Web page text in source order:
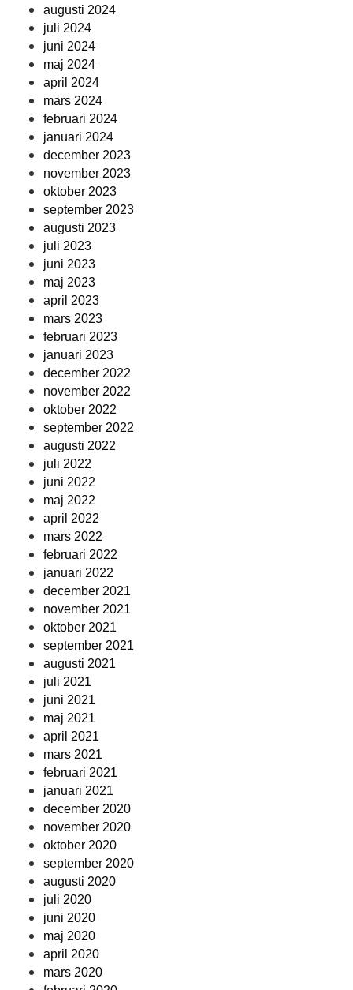
augusti 2024
juli 2024
juni 2024
maj 2024
april 2024
mars 2024
februari 2024
januari 2024
december 2023
november 2023
oktober 2023
september 2023
augusti 2023
juli 2023
juni 2023
maj 2023
april 2023
mars 2023
februari 2023
januari 2023
december 2022
november 2022
oktober 2022
september 2022
augusti 2022
juli 2022
juni 2022
maj 2022
april 2022
mars 2022
februari 2022
januari 2022
december 2021
november 2021
oktober 2021
september 2021
augusti 2021
juli 2021
juni 2021
maj 2021
april 2021
mars 2021
februari 2021
januari 2021
december 2020
november 2020
oktober 2020
september 2020
augusti 2020
juli 2020
juni 2020
maj 2020
april 2020
mars 2020